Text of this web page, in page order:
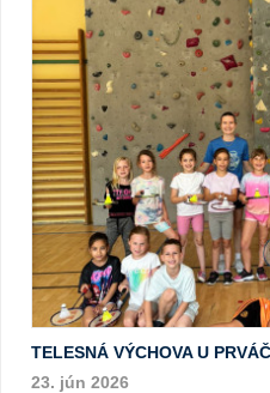
TELESNÁ VÝCHOVA U
23. jún 2026